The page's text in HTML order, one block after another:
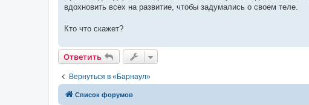
е
вдохновить всех на развитие, чтобы задумались о своем теле.
Кто что скажет?
Ответить
Вернуться в «Барнаул»
Список форумов